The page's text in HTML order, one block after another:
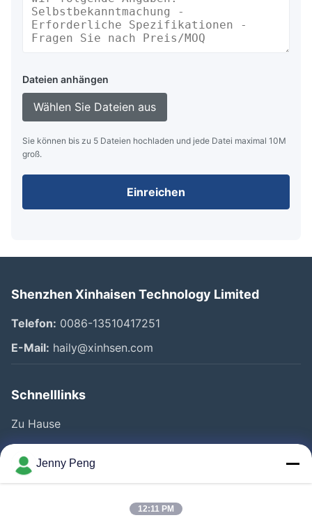
Dateien anhängen
Wählen Sie Dateien aus
Sie können bis zu 5 Dateien hochladen und jede Datei maximal 10M
groß.
Einreichen
Shenzhen Xinhaisen Technology Limited
Telefon: 0086-13510417251
E-Mail: haily@xinhsen.com
Schnelllinks
Zu Hause
Produkte
Videos
Jenny Peng
12:11 PM